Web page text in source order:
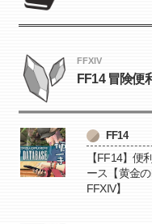
FFXIV
FF14 冒険便
FF14
【FF14】便
ース【黄金
FFXIV】